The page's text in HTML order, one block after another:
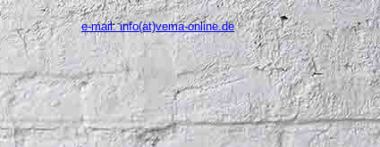
e-mail: info(at)vema-online.de